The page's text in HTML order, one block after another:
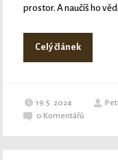
prostor. A naučíš ho
Celý článek
19.5. 2024
0 Komentářů